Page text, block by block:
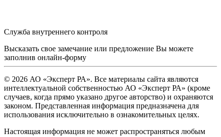
Служба внутреннего контроля
Высказать свое замечание или предложение Вы можете
заполнив онлайн-форму
© 2026 АО «Эксперт РА». Все материалы сайта являются
интеллектуальной собственностью АО «Эксперт РА» (кроме
случаев, когда прямо указано другое авторство) и охраняются
законом. Представленная информация предназначена для
использования исключительно в ознакомительных целях.
Настоящая информация не может распространяться любым